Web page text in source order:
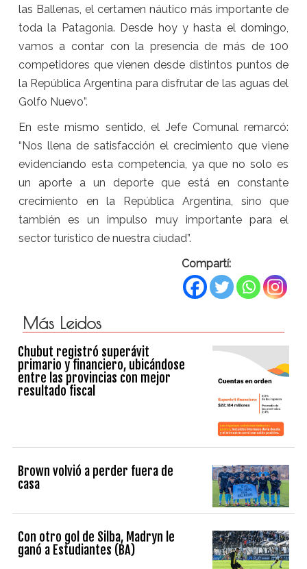
las Ballenas, el certamen náutico más importante de
toda la Patagonia. Desde hoy y hasta el domingo,
vamos a contar con la presencia de más de 100
competidores que vienen desde distintos puntos de
la República Argentina para disfrutar de las aguas del
Golfo Nuevo”.
En este mismo sentido, el Jefe Comunal remarcó:
“Nos llena de satisfacción el crecimiento que viene
evidenciando esta competencia, ya que no solo es
un aporte a un deporte que está en constante
crecimiento en la República Argentina, sino que
también es un impulso muy importante para el
sector turístico de nuestra ciudad”.
Compartí:
Más Leidos
Chubut registró superávit
primario y financiero, ubicándose
entre las provincias con mejor
resultado fiscal
Brown volvió a perder fuera de
casa
Con otro gol de Silba, Madryn le
ganó a Estudiantes (BA)